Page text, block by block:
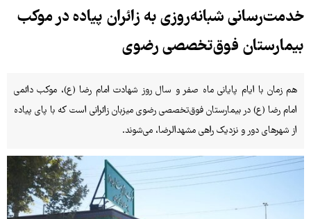
خدمت‌رسانی شبانه‌روزی به زائران پیاده در موکب
بیمارستان فوق‌تخصصی رضوی
هم زمان با ایام پایانی ماه صفر و سال روز شهادت امام رضا (ع)، موکب دائمی
امام رضا (ع) در بیمارستان فوق‌تخصصی رضوی میزبان زائرانی است که با پای پیاده
از شهرهای دور و نزدیک راهی مشهدالرضا، می‌شوند.